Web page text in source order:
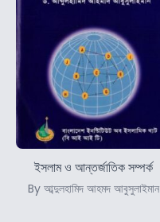
ইসলাম ও আন্তর্জাতিক সম্পর্ক
By আব্দুলহামিদ আহমদ আবুসুলাইমান